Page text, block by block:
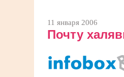
11 января 2006
Почту